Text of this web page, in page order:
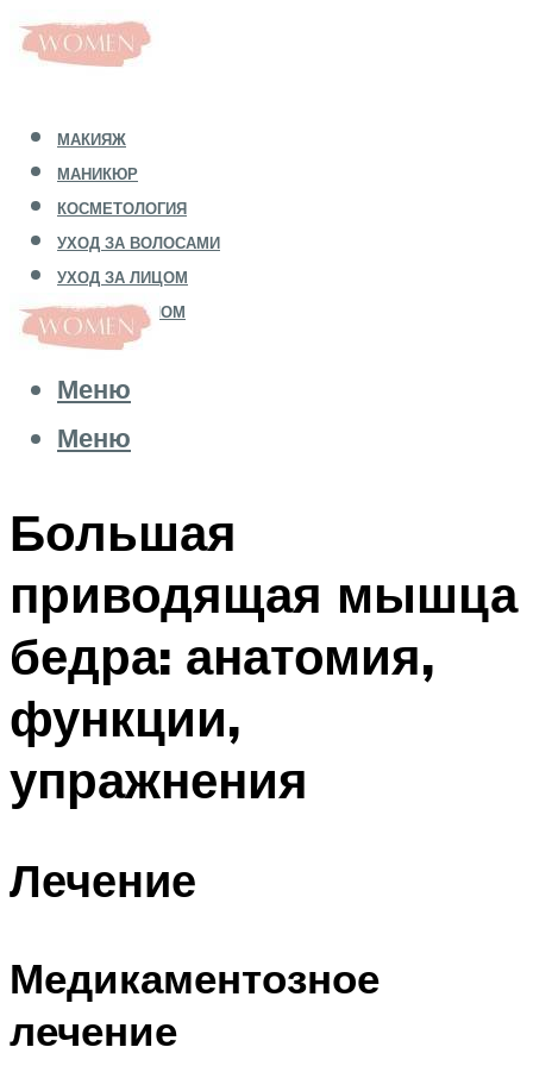
МАКИЯЖ
МАНИКЮР
КОСМЕТОЛОГИЯ
УХОД ЗА ВОЛОСАМИ
УХОД ЗА ЛИЦОМ
УХОД ЗА ТЕЛОМ
Меню
Меню
Большая
приводящая мышца
бедра: анатомия,
функции,
упражнения
Лечение
Медикаментозное
лечение